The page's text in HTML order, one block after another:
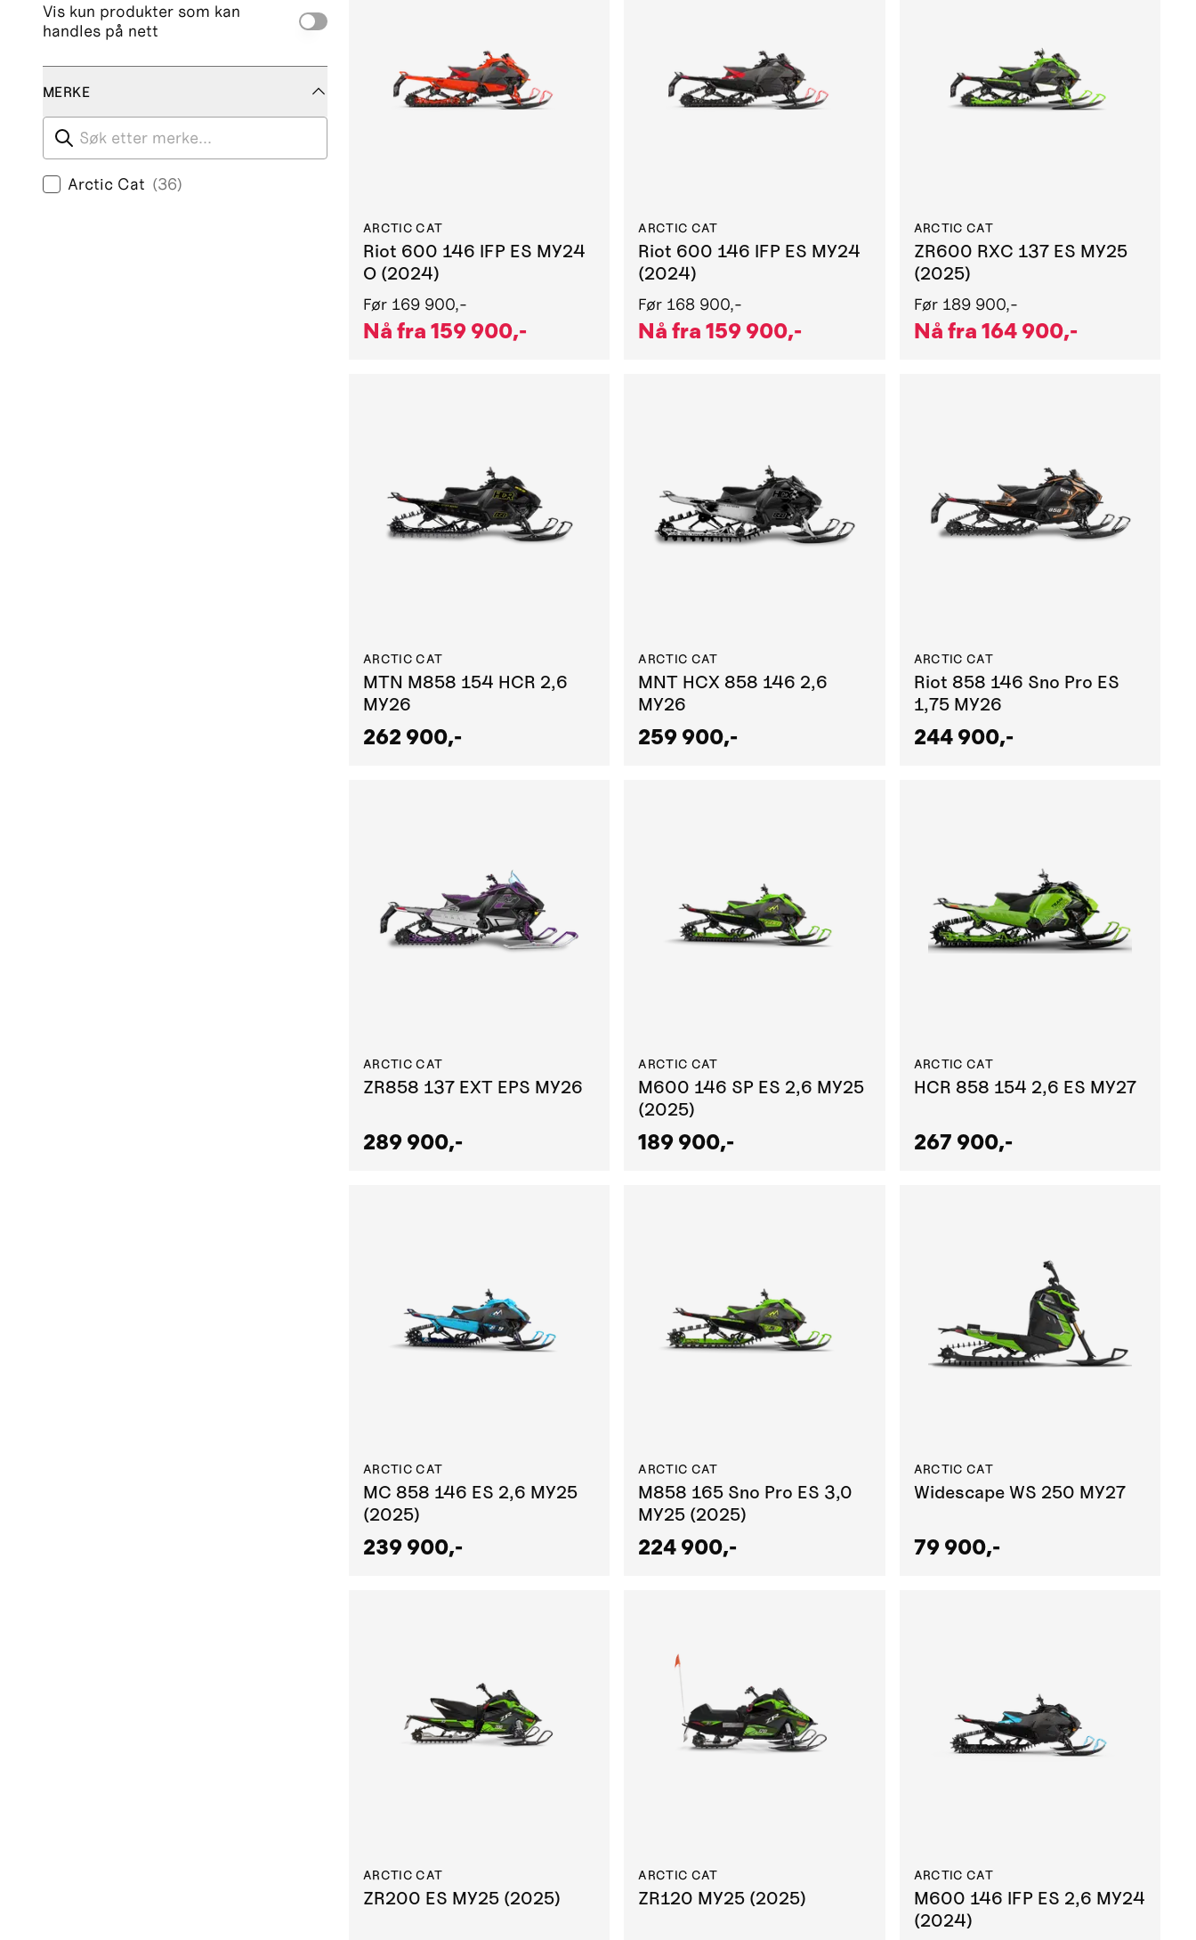
Vis kun produkter som kan
handles på nett
MERKE
Søk etter merke
Arctic Cat (36)
ARCTIC CAT
Riot 600 146 IFP ES MY24
O (2024)
Før 169 900,-
Nå fra 159 900,-
ARCTIC CAT
Riot 600 146 IFP ES MY24
(2024)
Før 168 900,-
Nå fra159 900,-
ARCTIC CAT
ZR600 RXC 137 ES MY25
(2025)
Før 189 900,-
Nå fra 164 900,-
ARCTIC CAT
MTN M858 154 HCR 2,6
MY26
262 900,-
ARCTIC CAT
MNT HCX 858 146 2,6
MY26
259 900,-
ARCTIC CAT
Riot 858 146 Sno Pro ES
1,75 MY26
244 900,-
ARCTIC CAT
ZR858 137 EXT EPS MY26
289 900,-
ARCTIC CAT
M600 146 SP ES 2,6 MY25
(2025)
189 900,-
ARCTIC CAT
HCR 858 154 2,6 ES MY27
267 900,-
ARCTIC CAT
MC 858 146 ES 2,6 MY25
(2025)
239 900,-
ARCTIC CAT
M858 165 Sno Pro ES 3,0
MY25 (2025)
224 900,-
ARCTIC CAT
Widescape WS 250 MY27
79 900,-
ARCTIC CAT
ZR200 ES MY25 (2025)
ARCTIC CAT
ZR120 MY25 (2025)
ARCTIC CAT
M600 146 IFP ES 2,6 MY24
(2024)